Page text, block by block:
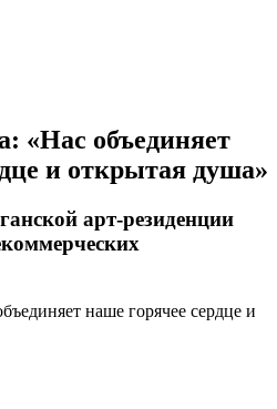
«Нас объединяет
и открытая душа»
арт-резиденции